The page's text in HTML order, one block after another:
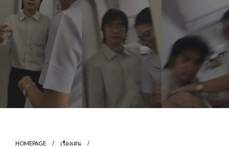
HOMEPAGE
เรื่องเด่น